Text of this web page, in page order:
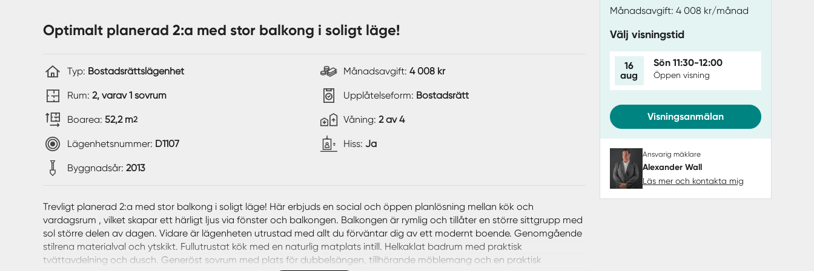
Månadsavgift: 4 008 kr/månad
Välj visningstid
16
aug
Sön 11:30-12:00
Öppen visning
Visningsanmälan
Ansvarig mäklare
Alexander Wall
Läs mer och kontakta mig
Optimalt planerad 2:a med stor balkong i soligt läge!
Typ: Bostadsrättslägenhet
Rum: 2, varav 1 sovrum
Boarea: 52,2 m2
Lägenhetsnummer: D1107
Byggnadsår: 2013
Månadsavgift: 4 008 kr
Upplåtelseform: Bostadsrätt
Våning: 2 av 4
Hiss: Ja
Trevligt planerad 2:a med stor balkong i soligt läge! Här erbjuds en social och öppen planlösning mellan kök och
vardagsrum , vilket skapar ett härligt ljus via fönster och balkongen. Balkongen är rymlig och tillåter en större sittgrupp med
sol större delen av dagen. Vidare är lägenheten utrustad med allt du förväntar dig av ett modernt boende. Genomgående
stilrena materialval och ytskikt. Fullutrustat kök med en naturlig matplats intill. Helkaklat badrum med praktisk
tvättavdelning och dusch. Generöst sovrum med plats för dubbelsängen, tillhörande möblemang och en praktisk